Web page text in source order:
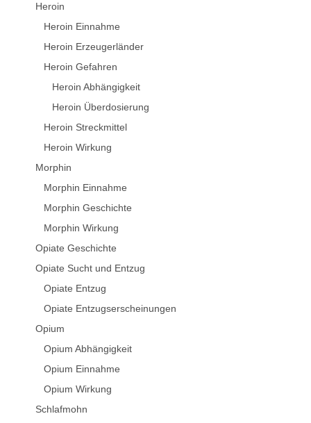
Heroin
Heroin Einnahme
Heroin Erzeugerländer
Heroin Gefahren
Heroin Abhängigkeit
Heroin Überdosierung
Heroin Streckmittel
Heroin Wirkung
Morphin
Morphin Einnahme
Morphin Geschichte
Morphin Wirkung
Opiate Geschichte
Opiate Sucht und Entzug
Opiate Entzug
Opiate Entzugserscheinungen
Opium
Opium Abhängigkeit
Opium Einnahme
Opium Wirkung
Schlafmohn